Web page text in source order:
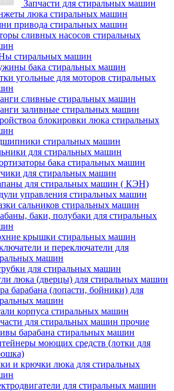
Запчасти для стиральных машин
люка стиральных машин
привода стиральных машин
сливных насосов стиральных
стиральных машин
бака стиральных машин
угольные для моторов стиральных
сливные стиральных машин
заливные стиральных машин
блокировки люка стиральных
стиральных машин
для стиральных машин
бака стиральных машин
для стиральных машин
для стиральных машин ( КЭН)
управления стиральных машин
сальников стиральных машин
баки, полубаки для стиральных
крышки стиральных машин
и переключатели для
машин
для стиральных машин
люка (дверцы) для стиральных машин
барабана (лопасти, бойники) для
машин
корпуса стиральных машин
для стиральных машин прочие
барабана стиральных машин
моющих средств (лотки для
и крючки люка для стиральных
для стиральных машин